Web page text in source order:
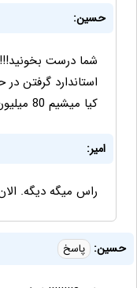
حسین:
شما درست بخونید!!!
استاندارد گرفتن
کیا میشیم 80 میلیون!
امیر:
راس میگه دیگه.
حسین: پاسخ